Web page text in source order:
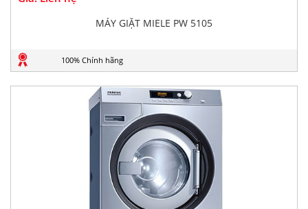
MÁY GIẶT MIELE PW 5105
100% Chính hãng